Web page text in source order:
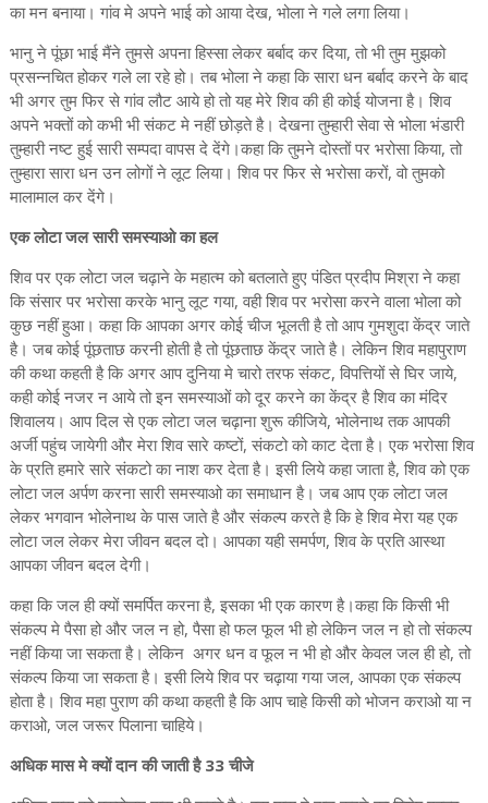
का मन बनाया। गांव मे अपने भाई को आया देख, भोला ने गले लगा लिया।
भानु ने पूंछा भाई मैंने तुमसे अपना हिस्सा लेकर बर्बाद कर दिया, तो भी तुम मुझको
प्रसन्नचित होकर गले ला रहे हो। तब भोला ने कहा कि सारा धन बर्बाद करने के बाद
भी अगर तुम फिर से गांव लौट आये हो तो यह मेरे शिव की ही कोई योजना है। शिव
अपने भक्तों को कभी भी संकट मे नहीं छोड़ते है। देखना तुम्हारी सेवा से भोला भंडारी
तुम्हारी नष्ट हुई सारी सम्पदा वापस दे देंगे।कहा कि तुमने दोस्तों पर भरोसा किया, तो
तुम्हारा सारा धन उन लोगों ने लूट लिया। शिव पर फिर से भरोसा करों, वो तुमको
मालामाल कर देंगे।
एक लोटा जल सारी समस्याओ का हल
शिव पर एक लोटा जल चढ़ाने के महात्म को बतलाते हुए पंडित प्रदीप मिश्रा ने कहा
कि संसार पर भरोसा करके भानु लूट गया, वही शिव पर भरोसा करने वाला भोला को
कुछ नहीं हुआ। कहा कि आपका अगर कोई चीज भूलती है तो आप गुमशुदा केंद्र जाते
है। जब कोई पूंछताछ करनी होती है तो पूंछताछ केंद्र जाते है। लेकिन शिव महापुराण
की कथा कहती है कि अगर आप दुनिया मे चारो तरफ संकट, विपत्तियों से घिर जाये,
कही कोई नजर न आये तो इन समस्याओं को दूर करने का केंद्र है शिव का मंदिर
शिवालय। आप दिल से एक लोटा जल चढ़ाना शुरू कीजिये, भोलेनाथ तक आपकी
अर्जी पहुंच जायेगी और मेरा शिव सारे कष्टों, संकटो को काट देता है। एक भरोसा शिव
के प्रति हमारे सारे संकटो का नाश कर देता है। इसी लिये कहा जाता है, शिव को एक
लोटा जल अर्पण करना सारी समस्याओ का समाधान है। जब आप एक लोटा जल
लेकर भगवान भोलेनाथ के पास जाते है और संकल्प करते है कि हे शिव मेरा यह एक
लोटा जल लेकर मेरा जीवन बदल दो। आपका यही समर्पण, शिव के प्रति आस्था
आपका जीवन बदल देगी।
कहा कि जल ही क्यों समर्पित करना है, इसका भी एक कारण है।कहा कि किसी भी
संकल्प मे पैसा हो और जल न हो, पैसा हो फल फूल भी हो लेकिन जल न हो तो संकल्प
नहीं किया जा सकता है। लेकिन अगर धन व फूल न भी हो और केवल जल ही हो, तो
संकल्प किया जा सकता है। इसी लिये शिव पर चढ़ाया गया जल, आपका एक संकल्प
होता है। शिव महा पुराण की कथा कहती है कि आप चाहे किसी को भोजन कराओ या न
कराओ, जल जरूर पिलाना चाहिये।
अधिक मास मे क्यों दान की जाती है 33 चीजे